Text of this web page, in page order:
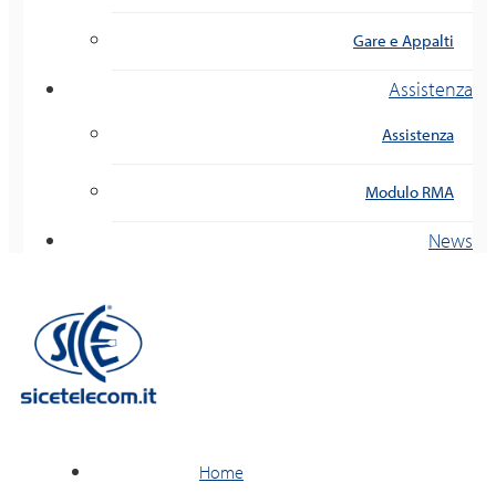
Gare e Appalti
Assistenza
Assistenza
Modulo RMA
News
Home